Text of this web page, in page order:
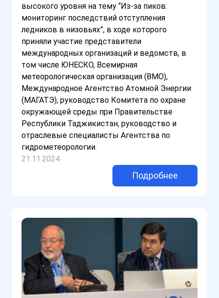
высокого уровня на тему “Из-за пиков:
мониторинг последствий отступления
ледников в низовьях”, в ходе которого
приняли участие представители
международных организаций и ведомств, в
том числе ЮНЕСКО, Всемирная
метеорологическая организация (ВМО),
Международное Агентство Атомной Энергии
(МАГАТЭ), руководство Комитета по охране
окружающей среды при Правительстве
Республики Таджикистан, руководство и
отраслевые специалисты Агентства по
гидрометеорологии.
21.11.2024
Подробнее